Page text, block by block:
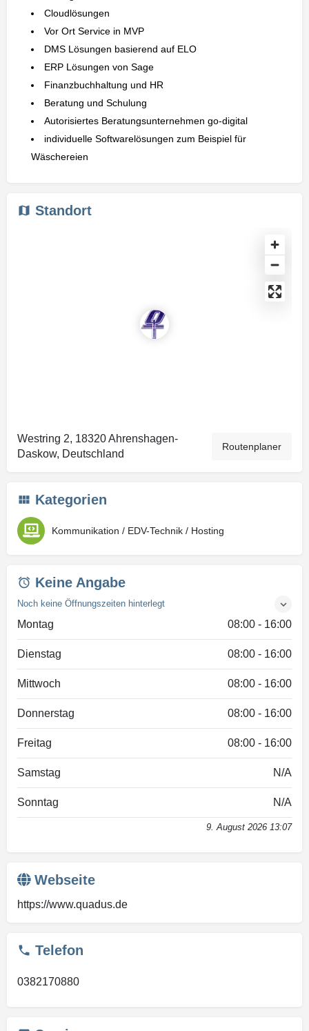
Cloudlösungen
Vor Ort Service in MVP
DMS Lösungen basierend auf ELO
ERP Lösungen von Sage
Finanzbuchhaltung und HR
Beratung und Schulung
Autorisiertes Beratungsunternehmen go-digital
individuelle Softwarelösungen zum Beispiel für
Wäschereien
Standort
Westring 2, 18320 Ahrenshagen-
Daskow, Deutschland
Routenplaner
Kategorien
Kommunikation / EDV-Technik / Hosting
Keine Angabe
Noch keine Öffnungszeiten hinterlegt
Montag 08:00 - 16:00
Dienstag 08:00 - 16:00
Mittwoch 08:00 - 16:00
Donnerstag 08:00 - 16:00
Freitag 08:00 - 16:00
Samstag N/A
Sonntag N/A
9. August 2026 13:07
Webseite
https://www.quadus.de
Telefon
0382170880